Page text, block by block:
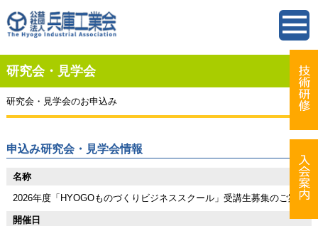
研究会・見学会
研究会・見学会のお申込み
申込み研究会・見学会情報
名称
2026年度「HYOGOものづくりビジネススクール」受講生募集のご案内
開催日